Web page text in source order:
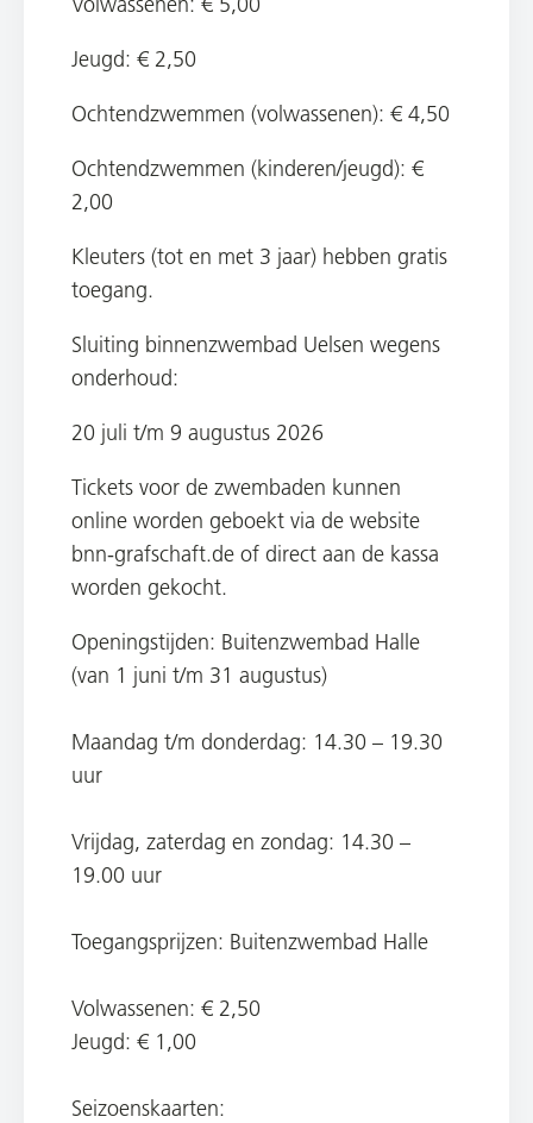
Jeugd: € 2,50
Ochtendzwemmen (volwassenen): € 4,50
Ochtendzwemmen (kinderen/jeugd): €
2,00
Kleuters (tot en met 3 jaar) hebben gratis
toegang.
Sluiting binnenzwembad Uelsen wegens
onderhoud:
20 juli t/m 9 augustus 2026
Tickets voor de zwembaden kunnen
online worden geboekt via de website
bnn-grafschaft.de of direct aan de kassa
worden gekocht.
Openingstijden: Buitenzwembad Halle
(van 1 juni t/m 31 augustus)
Maandag t/m donderdag: 14.30 – 19.30
uur
Vrijdag, zaterdag en zondag: 14.30 –
19.00 uur
Toegangsprijzen: Buitenzwembad Halle
Volwassenen: € 2,50
Jeugd: € 1,00
Seizoenskaarten: